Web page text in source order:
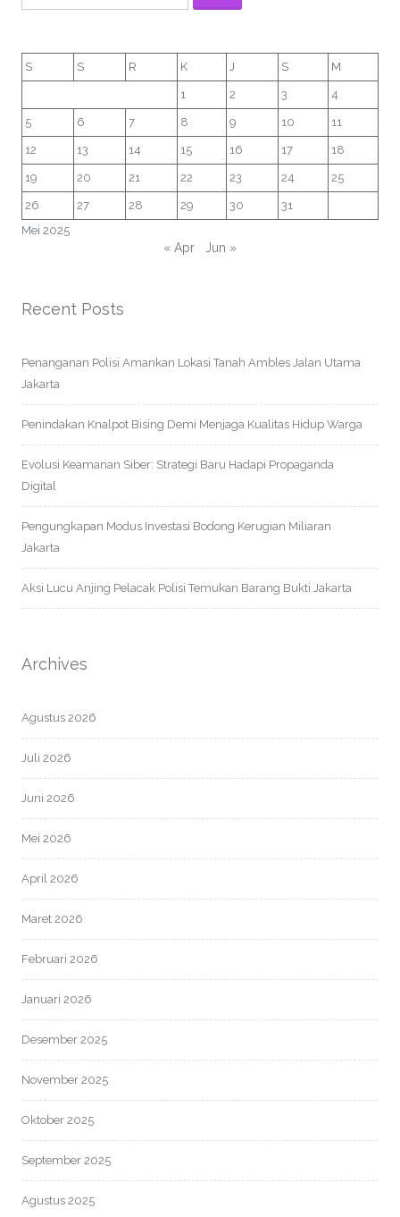
Mei 2025
S S R K J S M
1 2 3 4
5 6 7 8 9 10 11
12 13 14 15 16 17 18
19 20 21 22 23 24 25
26 27 28 29 30 31
« Apr Jun »
Recent Posts
Penanganan Polisi Amankan Lokasi Tanah Ambles Jalan Utama
Jakarta
Penindakan Knalpot Bising Demi Menjaga Kualitas Hidup Warga
Evolusi Keamanan Siber: Strategi Baru Hadapi Propaganda
Digital
Pengungkapan Modus Investasi Bodong Kerugian Miliaran
Jakarta
Aksi Lucu Anjing Pelacak Polisi Temukan Barang Bukti Jakarta
Archives
Agustus 2026
Juli 2026
Juni 2026
Mei 2026
April 2026
Maret 2026
Februari 2026
Januari 2026
Desember 2025
November 2025
Oktober 2025
September 2025
Agustus 2025